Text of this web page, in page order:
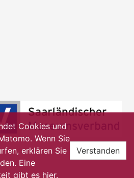
Cookies und
Wenn Sie
erklären Sie
Eine
gibt es hier.
Verstanden